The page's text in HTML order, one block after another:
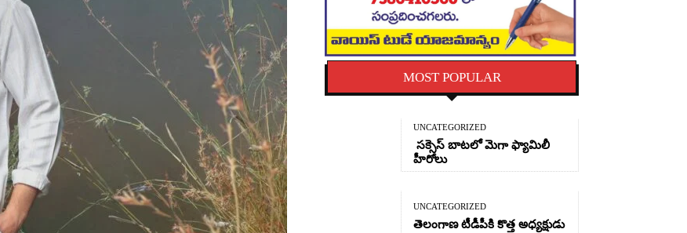
MOST POPULAR
UNCATEGORIZED
సక్సెస్ బాటలో మెగా ఫ్యామిలీ
హీరోలు
UNCATEGORIZED
తెలంగాణ టీడీపీకి కొత్త అధ్యక్షుడు